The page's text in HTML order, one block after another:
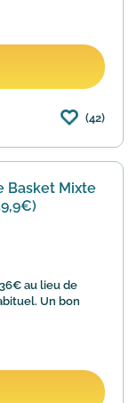
(42)
Basket Mixte
au lieu de
Un bon